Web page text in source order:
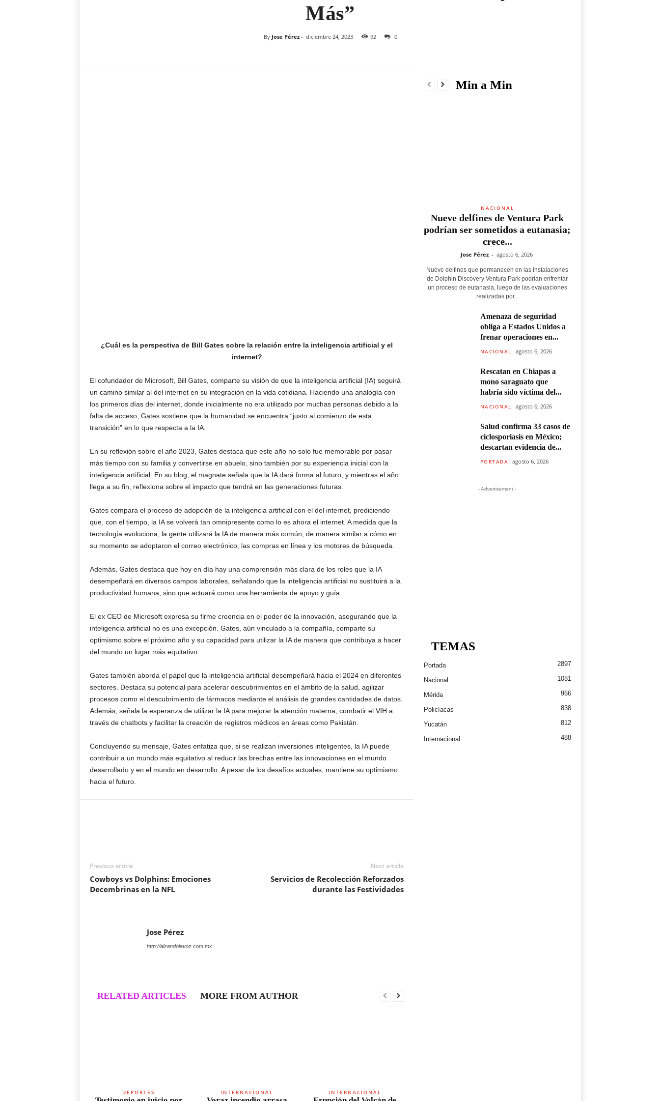
Más”
By Jose Pérez- diciembre 24, 2023 92 0
¿Cuál es la perspectiva de Bill Gates sobre la relación entre la inteligencia artificial y el
internet?
El cofundador de Microsoft, Bill Gates, comparte su visión de que la inteligencia artificial (IA) seguirá
un camino similar al del internet en su integración en la vida cotidiana. Haciendo una analogía con
los primeros días del internet, donde inicialmente no era utilizado por muchas personas debido a la
falta de acceso, Gates sostiene que la humanidad se encuentra “justo al comienzo de esta
transición” en lo que respecta a la IA.
En su reflexión sobre el año 2023, Gates destaca que este año no solo fue memorable por pasar
más tiempo con su familia y convertirse en abuelo, sino también por su experiencia inicial con la
inteligencia artificial. En su blog, el magnate señala que la IA dará forma al futuro, y mientras el año
llega a su fin, reflexiona sobre el impacto que tendrá en las generaciones futuras.
Gates compara el proceso de adopción de la inteligencia artificial con el del internet, prediciendo
que, con el tiempo, la IA se volverá tan omnipresente como lo es ahora el internet. A medida que la
tecnología evoluciona, la gente utilizará la IA de manera más común, de manera similar a cómo en
su momento se adoptaron el correo electrónico, las compras en línea y los motores de búsqueda.
Además, Gates destaca que hoy en día hay una comprensión más clara de los roles que la IA
desempeñará en diversos campos laborales, señalando que la inteligencia artificial no sustituirá a la
productividad humana, sino que actuará como una herramienta de apoyo y guía.
El ex CEO de Microsoft expresa su firme creencia en el poder de la innovación, asegurando que la
inteligencia artificial no es una excepción. Gates, aún vinculado a la compañía, comparte su
optimismo sobre el próximo año y su capacidad para utilizar la IA de manera que contribuya a hacer
del mundo un lugar más equitativo.
Gates también aborda el papel que la inteligencia artificial desempeñará hacia el 2024 en diferentes
sectores. Destaca su potencial para acelerar descubrimientos en el ámbito de la salud, agilizar
procesos como el descubrimiento de fármacos mediante el análisis de grandes cantidades de datos.
Además, señala la esperanza de utilizar la IA para mejorar la atención materna, combatir el VIH a
través de chatbots y facilitar la creación de registros médicos en áreas como Pakistán.
Concluyendo su mensaje, Gates enfatiza que, si se realizan inversiones inteligentes, la IA puede
contribuir a un mundo más equitativo al reducir las brechas entre las innovaciones en el mundo
desarrollado y en el mundo en desarrollo. A pesar de los desafíos actuales, mantiene su optimismo
hacia el futuro.
Previous article
Cowboys vs Dolphins: Emociones
Decembrinas en la NFL
Next article
Servicios de Recolección Reforzados
durante las Festividades
Jose Pérez
http://alzandolavoz.com.mx
RELATED ARTICLES MORE FROM AUTHOR
DEPORTES INTERNACIONAL INTERNACIONAL
Min a Min
NACIONAL
Nueve delfines de Ventura Park
podrían ser sometidos a eutanasia;
crece...
Jose Pérez - agosto 6, 2026
Nueve delfines que permanecen en las instalaciones
de Dolphin Discovery Ventura Park podrían enfrentar
un proceso de eutanasia, luego de las evaluaciones
realizadas por...
Amenaza de seguridad
obliga a Estados Unidos a
frenar operaciones en...
NACIONAL agosto 6, 2026
Rescatan en Chiapas a
mono saraguato que
habría sido víctima del...
NACIONAL agosto 6, 2026
Salud confirma 33 casos de
ciclosporiasis en México;
descartan evidencia de...
PORTADA agosto 6, 2026
- Advertisement -
TEMAS
Portada 2897
Nacional 1081
Mérida 966
Policíacas 838
Yucatán 812
Internacional 488